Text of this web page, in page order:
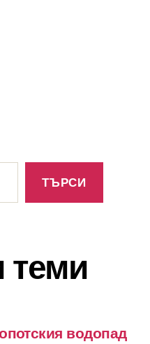
ТЪРСИ
теми
водопад